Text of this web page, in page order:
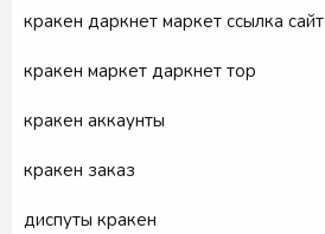
кракен даркнет маркет ссылка сайт
кракен маркет даркнет тор
кракен аккаунты
кракен заказ
диспуты кракен